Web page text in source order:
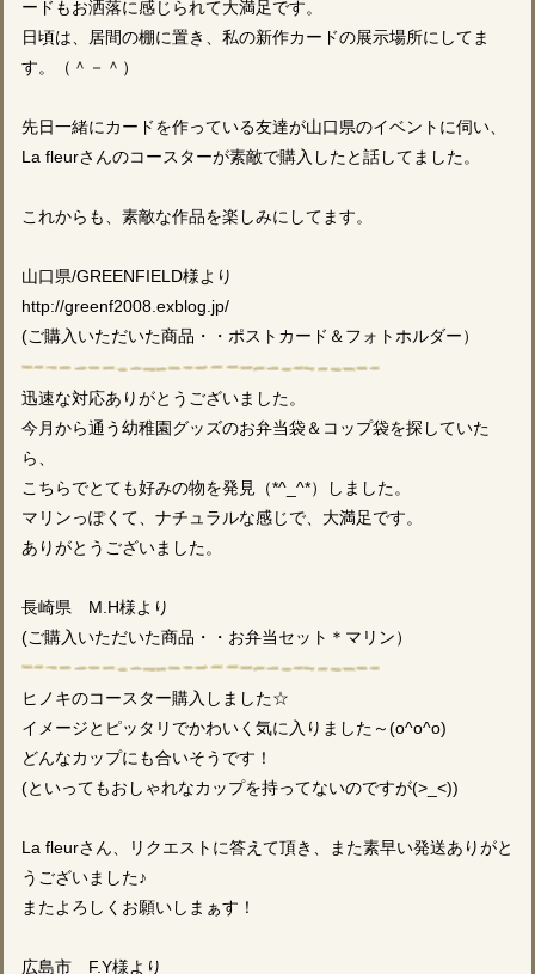
ードもお洒落に感じられて大満足です。
日頃は、居間の棚に置き、私の新作カードの展示場所にしてま
す。（＾－＾）
先日一緒にカードを作っている友達が山口県のイベントに伺い、
La fleurさんのコースターが素敵で購入したと話してました。
これからも、素敵な作品を楽しみにしてます。
山口県/GREENFIELD様より
http://greenf2008.exblog.jp/
(ご購入いただいた商品・・ポストカード＆フォトホルダー）
迅速な対応ありがとうございました。
今月から通う幼稚園グッズのお弁当袋＆コップ袋を探していた
ら、
こちらでとても好みの物を発見（*^_^*）しました。
マリンっぽくて、ナチュラルな感じで、大満足です。
ありがとうございました。
長崎県 M.H様より
(ご購入いただいた商品・・お弁当セット＊マリン）
ヒノキのコースター購入しました☆
イメージとピッタリでかわいく気に入りました～(o^o^o)
どんなカップにも合いそうです！
(といってもおしゃれなカップを持ってないのですが(>_<))
La fleurさん、リクエストに答えて頂き、また素早い発送ありがと
うございました♪
またよろしくお願いしまぁす！
広島市 F.Y様より